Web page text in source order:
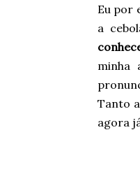
Eu por
a
minha
Tanto
agora